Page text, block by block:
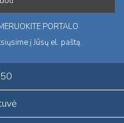
PORTALO
į Jūsų el. paštą.